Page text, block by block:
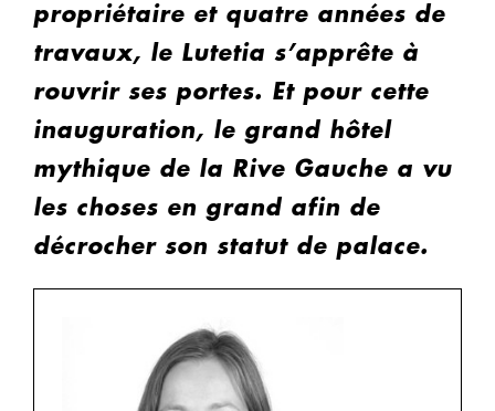
propriétaire et quatre années de
travaux, le Lutetia s’apprête à
rouvrir ses portes. Et pour cette
inauguration, le grand hôtel
mythique de la Rive Gauche a vu
les choses en grand afin de
décrocher son statut de palace.